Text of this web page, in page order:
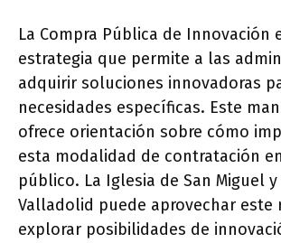
La Compra Pública de Innovación
estrategia que permite a las
adquirir soluciones innovadoras
necesidades específicas. Este
ofrece orientación sobre cómo
esta modalidad de contratación
público. La Iglesia de San Miguel y
Valladolid puede aprovechar este
explorar posibilidades de